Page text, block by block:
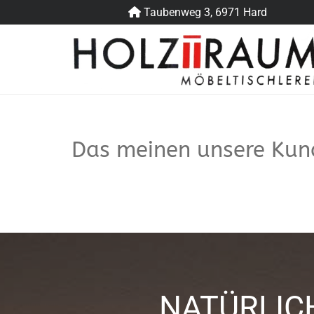
 Taubenweg 3, 6971 Hard
Das meinen unsere